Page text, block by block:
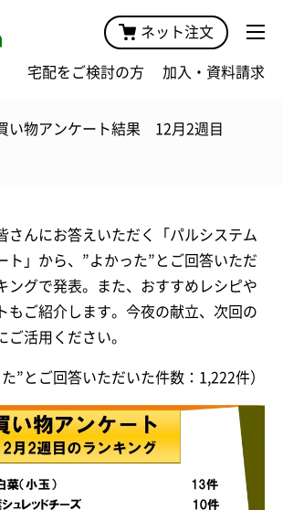
ネット注文
宅配をご検討の方 加入・資料請求
い物アンケート結果 12月2週目
さんにお答えいただく「パルシステム
ト」から、”よかった”とご回答いただ
ングで発表。また、おすすめレシピや
もご紹介します。今夜の献立、次回の
ご活用ください。
た”とご回答いただいた件数：1,222件）